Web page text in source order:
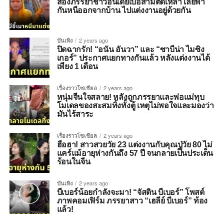
สองภรรยาชาวอินเดียเบื่อสามีติดเหล้า เลยพา
กันหนีออกจากบ้าน ไปแต่งงานอยู่ด้วยกัน
บันเทิง 2 years ago
ปิดฉากรัก! “อนัน อันวา”​ และ “ซาบีน่า ไมซิง
เกอร์” ประกาศแยกทางกันแล้ว หลังแต่งงานได้
เพียง 1 เดือน
เรื่องราวโซเชียล 2 years ago
หนุ่มจีนใจสลาย! หลังถูกภรรยาและพ่อแม่ทุบ
โมเดลของสะสมทิ้งทั้งตู้ เหตุไม่พอใจและมองว่า
มันไร้สาระ
เรื่องราวโซเชียล 2 years ago
ฮือฮา! สาวสวยวัย 23 แต่งงานกับคุณปู่วัย 80 ไม่
แคร์แม้อายุห่างกันถึง 57 ปี จนกลายเป็นประเด็น
ร้อนในจีน
บันเทิง 2 years ago
บีเบอร์น้อยกำลังจะมา! “จัสติน บีเบอร์” โพสต์
ภาพคอมเฟิร์ม ภรรยาสาว “เฮลีย์ บีเบอร์” ท้อง
แล้ว!